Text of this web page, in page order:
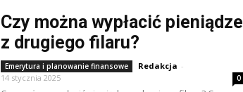
Czy można wypłacić pieniądze
z drugiego filaru?
Emerytura i planowanie finansowe Redakcja -
14 stycznia 2025
0